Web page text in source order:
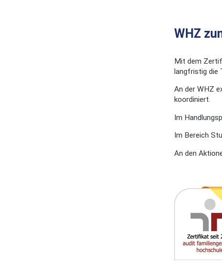
WHZ
Mit dem
langfristig die
An der WHZ
koordiniert.
Im
Im Bereich
An den